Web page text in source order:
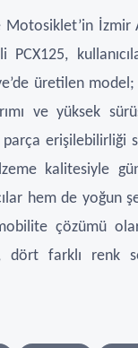
Motosiklet’in
üretilen
ve yüksek
erişilebilirliği
kalitesiyle
hem de yoğun
çözümü
dört farklı